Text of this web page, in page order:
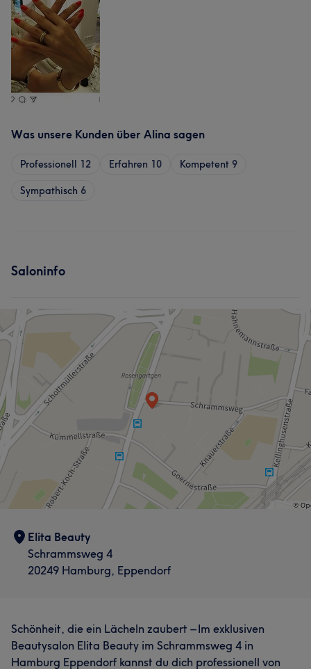
Was unsere Kunden über Alina sagen
Professionell 12 Erfahren 10 Kompetent 9
Sympathisch 6
Saloninfo
Elita Beauty
Schrammsweg 4
20249 Hamburg, Eppendorf
Schönheit, die ein Lächeln zaubert – Im exklusiven
Beautysalon Elita Beauty im Schrammsweg 4 in
Hamburg Eppendorf kannst du dich professionell von